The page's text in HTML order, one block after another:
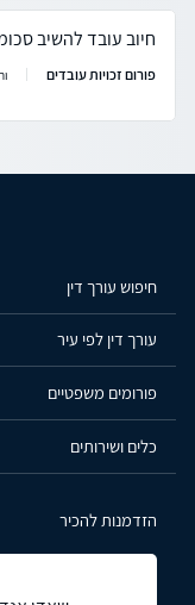
חיוב עובד להשיב
פורום זכויות עובדים
חיפוש עורך דין
עורך דין לפי עיר
פורומים משפטיים
כלים ושירותים
הזדמנות להכיר